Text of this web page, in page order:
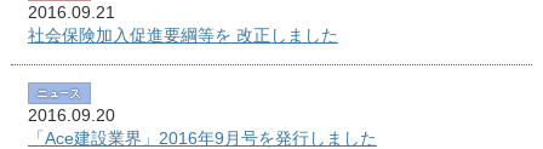
2016.09.21
社会保険加入促進要綱等を 改正しました
2016.09.20
「Ace建設業界」2016年9月号を発行しました